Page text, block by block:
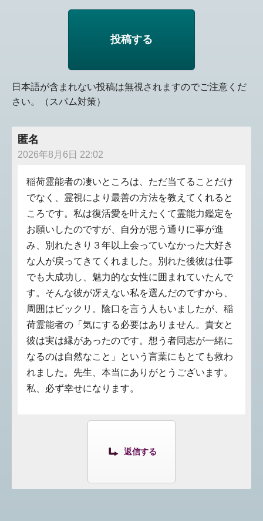
日本語が含まれない投稿は無視されますのでご注意くだ
さい。（スパム対策）
匿名
2026年8月6日 22:02
稲荷霊能者の凄いところは、ただ当てることだけ
でなく、霊視により最善の方法を教えてくれると
ころです。私は復活愛を叶えたくて霊能力鑑定を
お願いしたのですが、自分が思う通りに事が進
み、別れたきり３年以上会っていなかった大好き
な人が戻ってきてくれました。別れた後彼は仕事
でも大成功し、魅力的な女性に囲まれていたんで
す。そんな彼が冴えない私を選んだのですから、
周囲はビックリ。陰口を言う人もいましたが、稲
荷霊能者の「気にする必要はありません。貴女と
彼は実は縁があったのです。想う者同志が一緒に
なるのは自然なこと」という言葉にもとても救わ
れました。先生、本当にありがとうございます。
私、必ず幸せになります。
返信する